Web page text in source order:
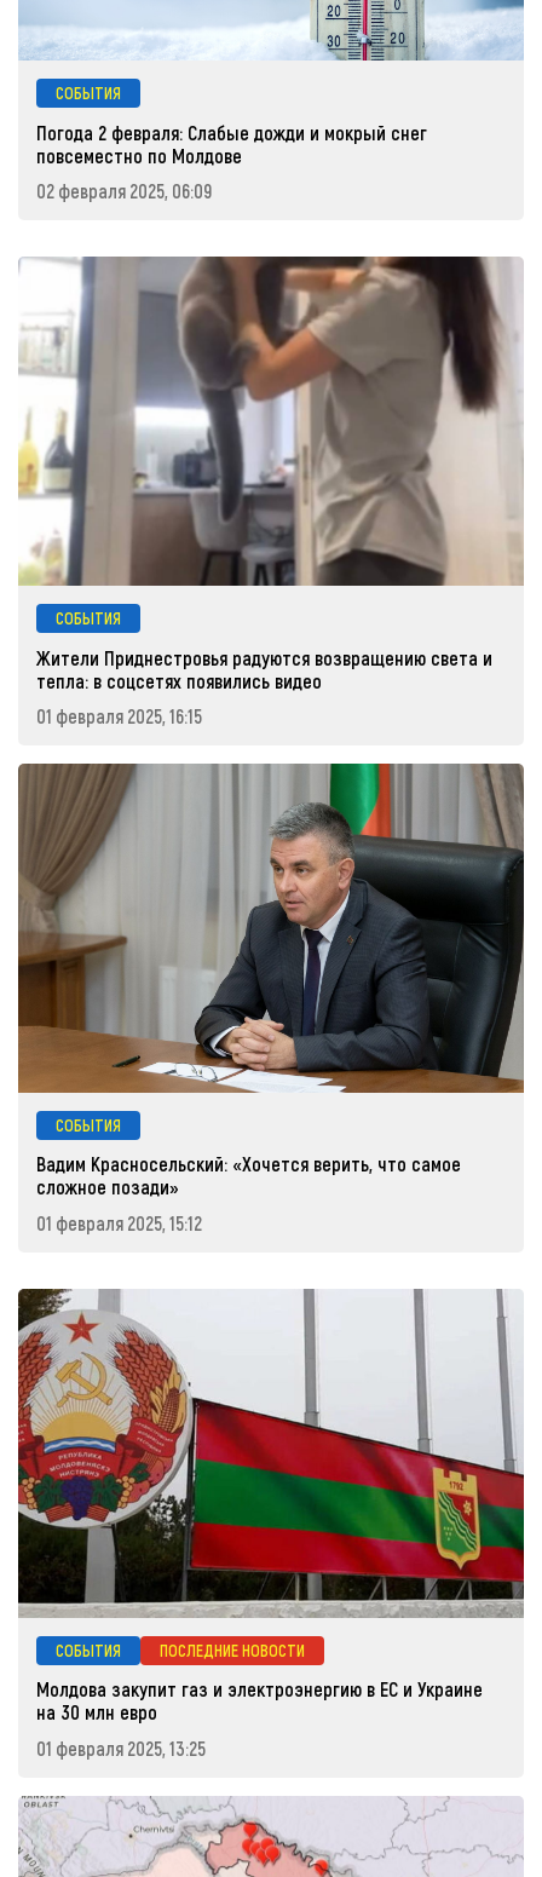
СОБЫТИЯ
Погода 2 февраля: Слабые дожди и мокрый снег
повсеместно по Молдове
02 февраля 2025, 06:09
СОБЫТИЯ
Жители Приднестровья радуются возвращению света и
тепла: в соцсетях появились видео
01 февраля 2025, 16:15
СОБЫТИЯ
Вадим Красносельский: «Хочется верить, что самое
сложное позади»
01 февраля 2025, 15:12
СОБЫТИЯ ПОСЛЕДНИЕ НОВОСТИ
Молдова закупит газ и электроэнергию в ЕС и Украине
на 30 млн евро
01 февраля 2025, 13:25